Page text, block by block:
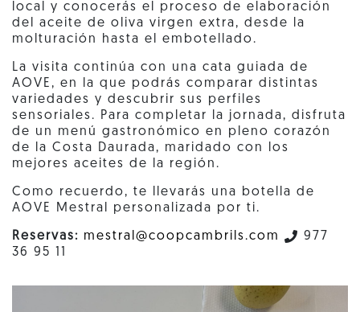
local y conocerás el proceso de elaboración
del aceite de oliva virgen extra, desde la
molturación hasta el embotellado.
La visita continúa con una cata guiada de
AOVE, en la que podrás comparar distintas
variedades y descubrir sus perfiles
sensoriales. Para completar la jornada, disfruta
de un menú gastronómico en pleno corazón
de la Costa Daurada, maridado con los
mejores aceites de la región.
Como recuerdo, te llevarás una botella de
AOVE Mestral personalizada por ti.
Reservas: mestral@coopcambrils.com
977
36 95 11